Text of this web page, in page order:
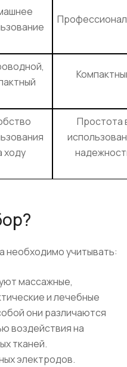
ходу
Простота
необходимо учитывать:
массажные,
и лечебные
они различаются
воздействия на
тканей.
электродов.